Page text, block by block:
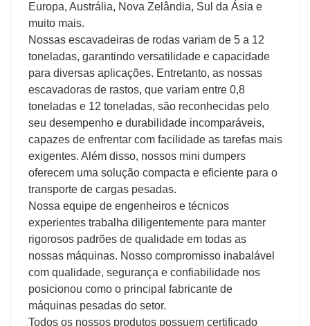
Europa, Austrália, Nova Zelândia, Sul da Ásia e
muito mais.
Nossas escavadeiras de rodas variam de 5 a 12
toneladas, garantindo versatilidade e capacidade
para diversas aplicações. Entretanto, as nossas
escavadoras de rastos, que variam entre 0,8
toneladas e 12 toneladas, são reconhecidas pelo
seu desempenho e durabilidade incomparáveis,
capazes de enfrentar com facilidade as tarefas mais
exigentes. Além disso, nossos mini dumpers
oferecem uma solução compacta e eficiente para o
transporte de cargas pesadas.
Nossa equipe de engenheiros e técnicos
experientes trabalha diligentemente para manter
rigorosos padrões de qualidade em todas as
nossas máquinas. Nosso compromisso inabalável
com qualidade, segurança e confiabilidade nos
posicionou como o principal fabricante de
máquinas pesadas do setor.
Todos os nossos produtos possuem certificado